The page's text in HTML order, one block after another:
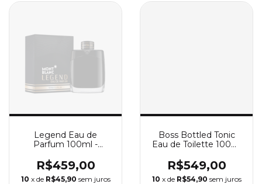
Legend Eau de
Parfum 100ml -
Montblanc
R$459,00
10 x de R$45,90 sem juros
Boss Bottled Tonic
Eau de Toilette 100ml
Hugo Boss
R$549,00
10 x de R$54,90 sem juros